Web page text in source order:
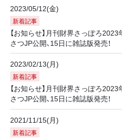
2023/05/12(金)
新着記事
【お知らせ】月刊財界さっぽろ
さつJP公開、15日に雑誌版発売！
2023/02/13(月)
新着記事
【お知らせ】月刊財界さっぽろ
さつJP公開、15日に雑誌版発売！
2021/11/15(月)
新着記事